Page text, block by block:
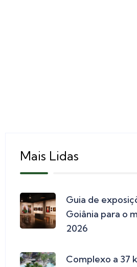
Mais Lidas
Guia de
Goiânia para o
2026
Complexo a 37